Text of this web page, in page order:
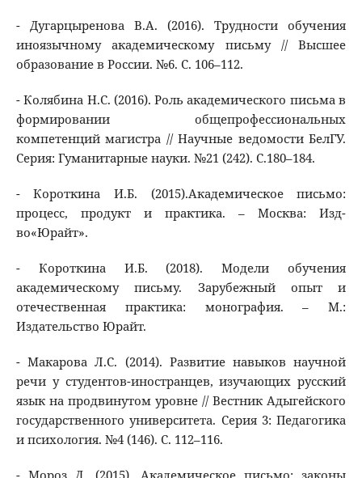
- Дугарцыренова В.А. (2016). Трудности обучения
иноязычному академическому письму // Высшее
образование в России. №6. С. 106–112.
- Колябина Н.С. (2016). Роль академического письма в
формировании общепрофессиональных
компетенций магистра // Научные ведомости БелГУ.
Серия: Гуманитарные науки. №21 (242). С.180–184.
- Короткина И.Б. (2015).Академическое письмо:
процесс, продукт и практика. – Москва: Изд-
во«Юрайт».
- Короткина И.Б. (2018). Модели обучения
академическому письму. Зарубежный опыт и
отечественная практика: монография. – М.:
Издательство Юрайт.
- Макарова Л.С. (2014). Развитие навыков научной
речи у студентов-иностранцев, изучающих русский
язык на продвинутом уровне // Вестник Адыгейского
государственного университета. Серия 3: Педагогика
и психология. №4 (146). С. 112–116.